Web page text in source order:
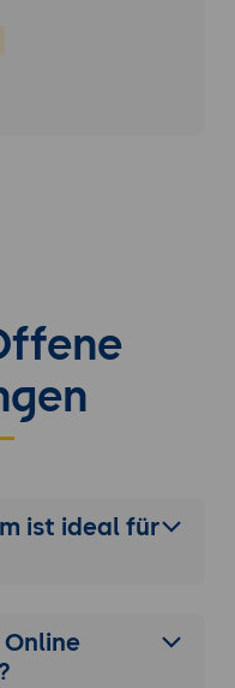
ist ideal für
Online